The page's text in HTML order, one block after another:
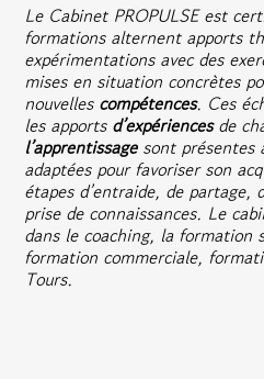
Le Cabinet PROPULSE est
formations alternent apports
expérimentations avec des
mises en situation concrètes
nouvelles compétences. Ces
les apports d’expériencesde
l’apprentissagesont présentes
adaptées pour favoriser son
étapes d’entraide, de partage,
prise de connaissances. Le
dans le coaching, la formation
formation commerciale,
Tours.